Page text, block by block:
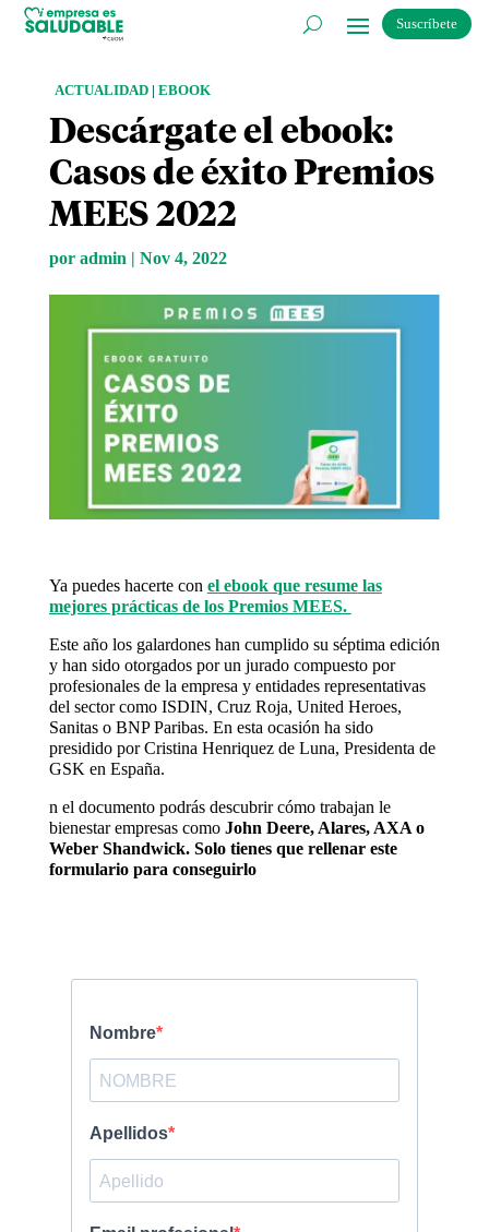
Suscríbete
ACTUALIDAD| EBOOK
Descárgate el ebook:
Casos de éxito Premios
MEES 2022
por admin | Nov 4, 2022
Ya puedes hacerte con el ebook que resumelas
mejores prácticas de los Premios MEES.
Este año los galardones han cumplido su séptima edición
y han sido otorgados por un jurado compuesto por
profesionales de la empresa y entidades representativas
del sector como ISDIN, Cruz Roja, United Heroes,
Sanitas o BNP Paribas. En esta ocasión ha sido
presidido por Cristina Henriquez de Luna, Presidenta de
GSK en España.
n el documento podrás descubrir cómo trabajan le
bienestar empresas comoJohn Deere, Alares, AXA o
Weber Shandwick. Solo tienes que rellenar este
formulario para conseguirlo